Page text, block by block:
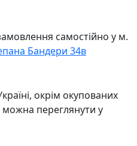
самостійно у м.
Бандери 34в
окрім окупованих
можна переглянути у